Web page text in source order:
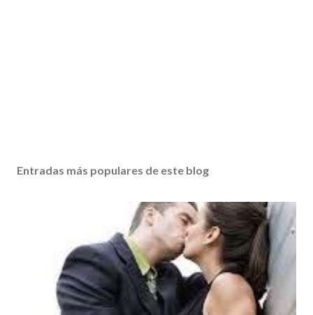
Entradas más populares de este blog